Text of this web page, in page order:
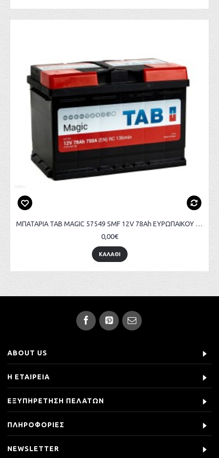
ΜΠΑΤΑΡΙΑ TAB MAGIC 57549 SMF 12V 78Ah ΕΥΡΩΠΑΙΚΟΥ ΤΥΠΟΥ
0,00€
ΚΑΛΑΘΙ
ABOUT US
Η ΕΤΑΙΡΕΙΑ
ΕΞΥΠΗΡΕΤΗΣΗ ΠΕΛΑΤΩΝ
ΠΛΗΡΟΦΟΡΙΕΣ
NEWSLETTER